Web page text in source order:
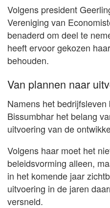
Volgens president
Vereniging van
benaderd om deel te
heeft ervoor gekozen
behouden.
Van plannen naar
Namens het
Bissumbhar het belang
uitvoering van de
Volgens haar moet het
beleidsvorming alleen,
in het komende jaar
uitvoering in de jaren
versneld.